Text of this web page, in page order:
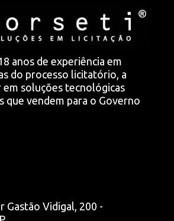
anos de experiência em
do processo licitatório, a
em soluções tecnológicas
que vendem para o Governo
Gastão Vidigal, 200 -